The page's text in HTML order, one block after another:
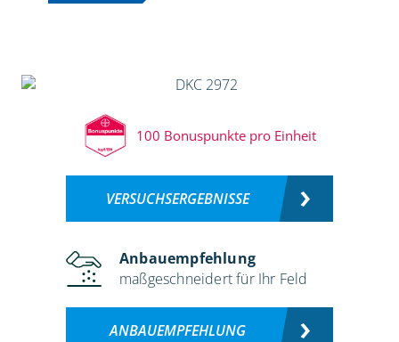
100 Bonuspunkte pro Einheit
VERSUCHSERGEBNISSE
Anbauempfehlung
maßgeschneidert für Ihr Feld
ANBAUEMPFEHLUNG